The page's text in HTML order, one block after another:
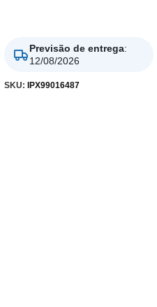
Previsão de entrega:
12/08/2026
SKU: IPX99016487